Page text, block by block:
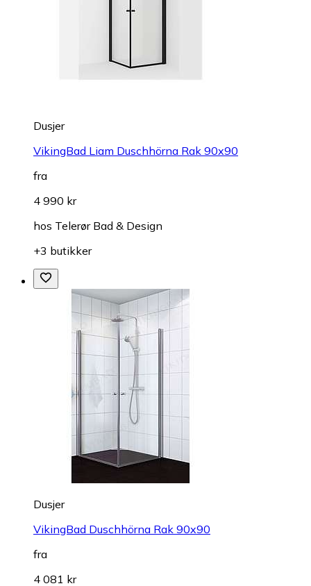
Dusjer
VikingBad Liam Duschhörna Rak 90x90
fra
4 990 kr
hos Telerør Bad & Design
+3 butikker
Dusjer
VikingBad Duschhörna Rak 90x90
fra
4 081 kr